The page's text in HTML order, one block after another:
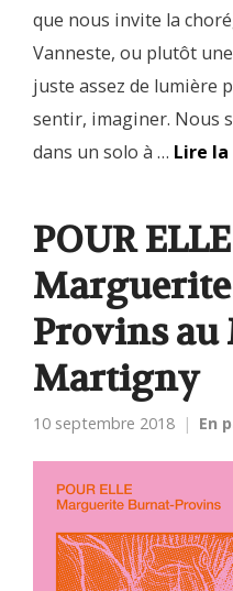
que nous invite la
Vanneste, ou plutôt
juste assez de lumière
sentir, imaginer. Nous
dans un solo à … Lire
POUR
Provins au
Martigny
10 septembre 2018 En